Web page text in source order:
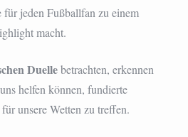
für jeden Fußballfan zu einem
macht.
Duellebetrachten, erkennen
helfen können, fundierte
unsere Wetten zu treffen.